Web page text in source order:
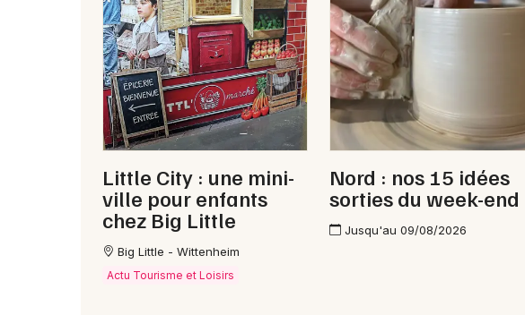
Artistes
Actus à
Little City : une mini-
ville pour enfants
chez Big Little
Big Little - Wittenheim
Actu Tourisme et Loisirs
Nord : nos 15 idées
sorties du week-end
Jusqu'au 09/08/2026